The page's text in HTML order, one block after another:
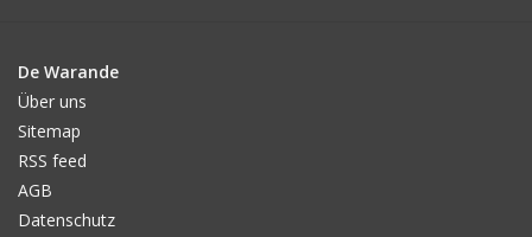
De Warande
Über uns
Sitemap
RSS feed
AGB
Datenschutz